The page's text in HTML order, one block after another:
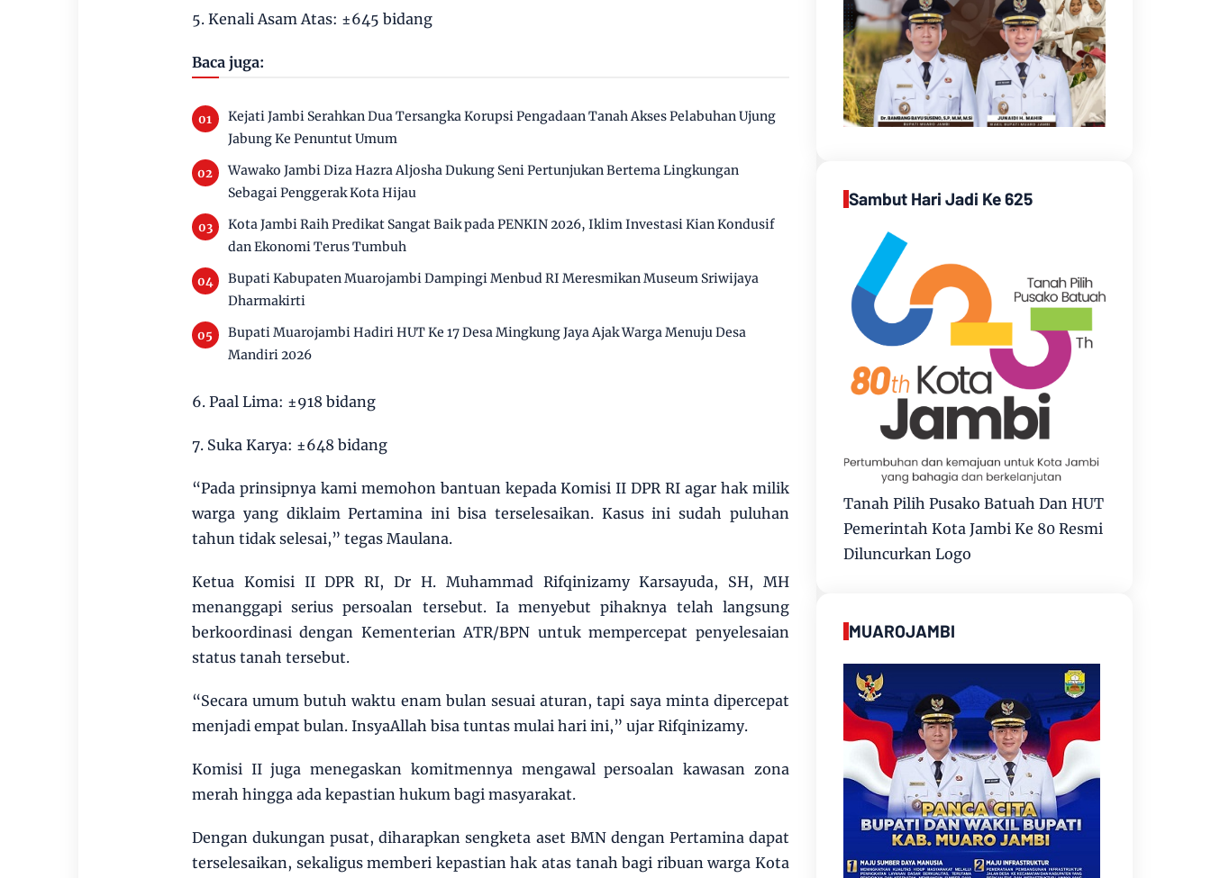
5. Kenali Asam Atas: ±645 bidang
Baca juga:
Kejati Jambi Serahkan Dua Tersangka Korupsi Pengadaan Tanah Akses Pelabuhan Ujung
Jabung Ke Penuntut Umum
Wawako Jambi Diza Hazra Aljosha Dukung Seni Pertunjukan Bertema Lingkungan
Sebagai Penggerak Kota Hijau
Kota Jambi Raih Predikat Sangat Baik pada PENKIN 2026, Iklim Investasi Kian Kondusif
dan Ekonomi Terus Tumbuh
Bupati Kabupaten Muarojambi Dampingi Menbud RI Meresmikan Museum Sriwijaya
Dharmakirti
Bupati Muarojambi Hadiri HUT Ke 17 Desa Mingkung Jaya Ajak Warga Menuju Desa
Mandiri 2026
6. Paal Lima: ±918 bidang
7. Suka Karya: ±648 bidang
“Pada prinsipnya kami memohon bantuan kepada Komisi II DPR RI agar hak milik
warga yang diklaim Pertamina ini bisa terselesaikan. Kasus ini sudah puluhan
tahun tidak selesai,” tegas Maulana.
Ketua Komisi II DPR RI, Dr H. Muhammad Rifqinizamy Karsayuda, SH, MH
menanggapi serius persoalan tersebut. Ia menyebut pihaknya telah langsung
berkoordinasi dengan Kementerian ATR/BPN untuk mempercepat penyelesaian
status tanah tersebut.
“Secara umum butuh waktu enam bulan sesuai aturan, tapi saya minta dipercepat
menjadi empat bulan. InsyaAllah bisa tuntas mulai hari ini,” ujar Rifqinizamy.
Komisi II juga menegaskan komitmennya mengawal persoalan kawasan zona
merah hingga ada kepastian hukum bagi masyarakat.
Dengan dukungan pusat, diharapkan sengketa aset BMN dengan Pertamina dapat
terselesaikan, sekaligus memberi kepastian hak atas tanah bagi ribuan warga Kota
Sambut Hari Jadi Ke 625
Tanah Pilih Pusako Batuah Dan HUT
Pemerintah Kota Jambi Ke 80 Resmi
Diluncurkan Logo
MUAROJAMBI